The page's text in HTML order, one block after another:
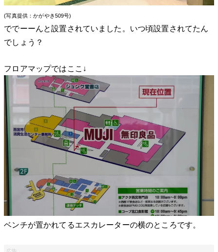
(写真提供：かがやき509号)
ででーーんと設置されていました。いつ頃設置されてたん
でしょう？
フロアマップではここ↓
ベンチが置かれてるエスカレーターの横のところです。